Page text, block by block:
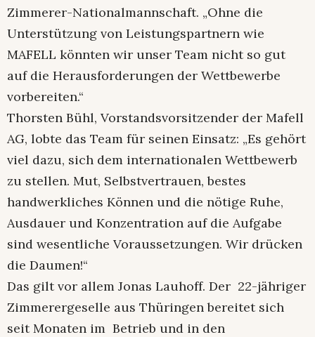
Zimmerer-Nationalmannschaft. „Ohne die
Unterstützung von Leistungspartnern wie
MAFELL könnten wir unser Team nicht so gut
auf die Herausforderungen der Wettbewerbe
vorbereiten.“
Thorsten Bühl, Vorstandsvorsitzender der Mafell
AG, lobte das Team für seinen Einsatz: „Es gehört
viel dazu, sich dem internationalen Wettbewerb
zu stellen. Mut, Selbstvertrauen, bestes
handwerkliches Können und die nötige Ruhe,
Ausdauer und Konzentration auf die Aufgabe
sind wesentliche Voraussetzungen. Wir drücken
die Daumen!“
Das gilt vor allem Jonas Lauhoff. Der 22-jähriger
Zimmerergeselle aus Thüringen bereitet sich
seit Monaten im Betrieb und in den